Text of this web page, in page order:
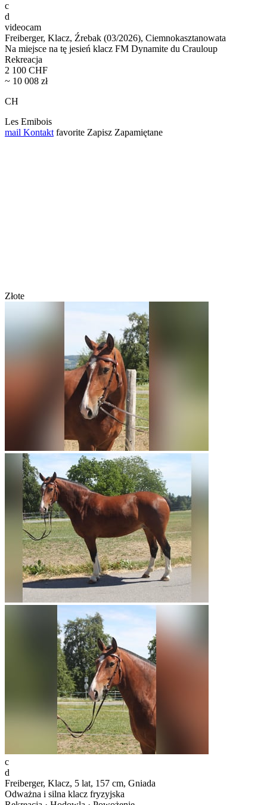
c
d
videocam
Freiberger, Klacz, Źrebak (03/2026), Ciemnokasztanowata
Na miejsce na tę jesień klacz FM Dynamite du Crauloup
Rekreacja
2 100 CHF
~ 10 008 zł
CH
Les Emibois
mail Kontakt favorite Zapisz Zapamiętane
Złote
c
d
Freiberger, Klacz, 5 lat, 157 cm, Gniada
Odważna i silna klacz fryzyjska